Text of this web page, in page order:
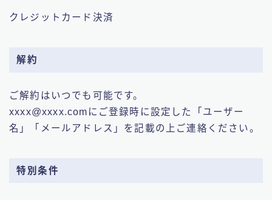
クレジットカード決済
解約
ご解約はいつでも可能です。
xxxx@xxxx.comにご登録時に設定した「ユーザー
名」「メールアドレス」を記載の上ご連絡ください。
特別条件